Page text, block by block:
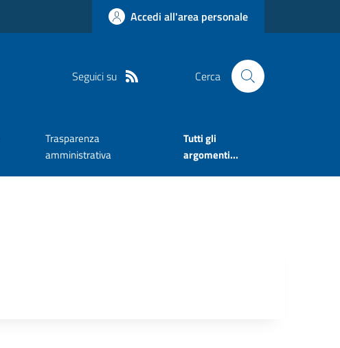
Accedi all'area personale
Seguici su Cerca
Trasparenza
amministrativa
Tutti gli
argomenti...